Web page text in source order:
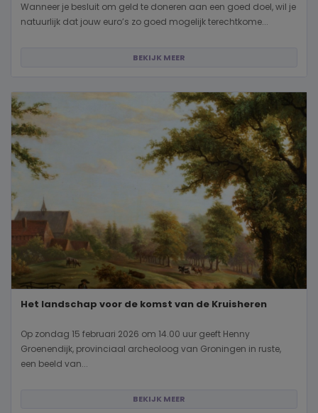
Wanneer je besluit om geld te doneren aan een goed doel, wil je
natuurlijk dat jouw euro’s zo goed mogelijk terechtkome...
BEKIJK MEER
Het landschap voor de komst van de Kruisheren
Op zondag 15 februari 2026 om 14.00 uur geeft Henny
Groenendijk, provinciaal archeoloog van Groningen in ruste,
een beeld van...
BEKIJK MEER